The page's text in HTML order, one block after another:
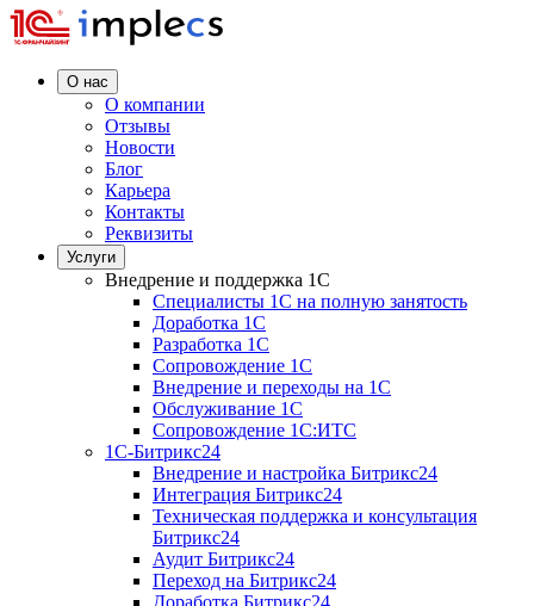
О нас
О компании
Отзывы
Новости
Блог
Карьера
Контакты
Реквизиты
Услуги
Внедрение и поддержка 1C
Специалисты 1C на полную занятость
Доработка 1C
Разработка 1C
Сопровождение 1C
Внедрение и переходы на 1C
Обслуживание 1C
Сопровождение 1C:ИТС
1С-Битрикс24
Внедрение и настройка Битрикс24
Интеграция Битрикс24
Техническая поддержка и консультация
Битрикс24
Аудит Битрикс24
Переход на Битрикс24
Доработка Битрикс24